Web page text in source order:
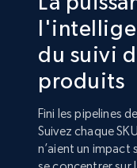
du suivi
produits
Fini les pipelines
Suivez chaque
n’aient un impact